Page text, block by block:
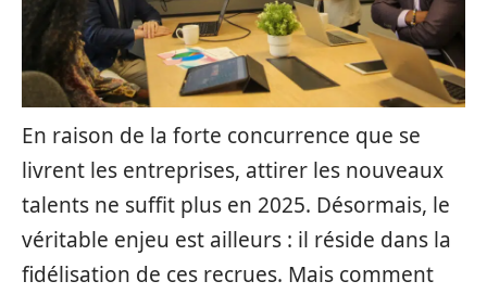
En raison de la forte concurrence que se
livrent les entreprises, attirer les nouveaux
talents ne suffit plus en 2025. Désormais, le
véritable enjeu est ailleurs : il réside dans la
fidélisation de ces recrues. Mais comment